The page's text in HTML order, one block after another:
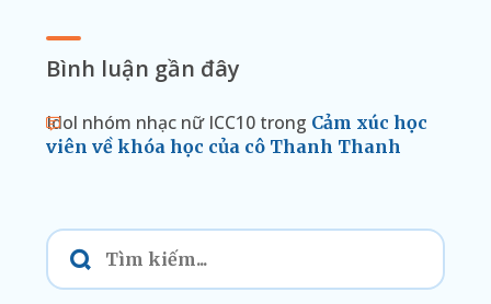
Bình luận gần đây
Idol nhóm nhạc nữ ICC10 trong Cảm xúc học
viên về khóa học của cô Thanh Thanh